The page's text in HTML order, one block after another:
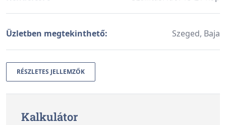
Üzletben megtekinthető: Szeged, Baja
RÉSZLETES JELLEMZŐK
Kalkulátor